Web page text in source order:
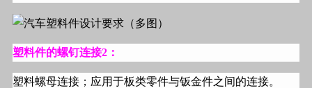
塑料件的螺钉连接2 ：
塑料螺母连接；应用于板类零件与钣金件之间的连接。